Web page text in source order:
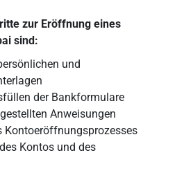
zur Eröffnung eines
sind:
und
der Bankformulare
Anweisungen
Kontoeröffnungsprozesses
Kontos und des